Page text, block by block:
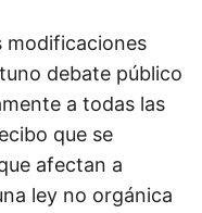
modificaciones
debate público
a todas las
que se
afectan a
ley no orgánica